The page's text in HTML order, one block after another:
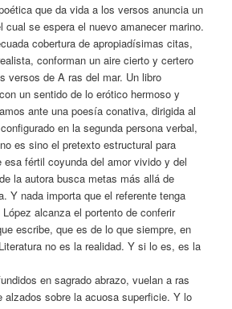
que da vida a los versos anuncia un
cual se espera el nuevo amanecer marino.
cobertura de apropiadísimas citas,
conforman un aire cierto y certero
versos de A ras del mar. Un libro
un sentido de lo erótico hermoso y
ante una poesía conativa, dirigida al
en la segunda persona verbal,
es sino el pretexto estructural para
esa fértil coyunda del amor vivido y del
la autora busca metas más allá de
Y nada importa que el referente tenga
alcanza el portento de conferir
escribe, que es de lo que siempre, en
no es la realidad. Y si lo es, es la
en sagrado abrazo, vuelan a ras
alzados sobre la acuosa superficie. Y lo